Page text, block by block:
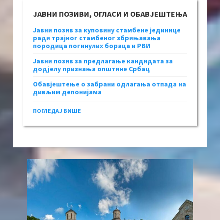
ЈАВНИ ПОЗИВИ, ОГЛАСИ И ОБАВЈЕШТЕЊА
Јавни позив за куповину стамбене јединице
ради трајног стамбеног збрињавања
породица погинулих бораца и РВИ
Јавни позив за предлагање кандидата за
додјелу признања општине Србац
Обавјештење о забрани одлагања отпада на
дивљим депонијама
ПОГЛЕДАЈ ВИШЕ